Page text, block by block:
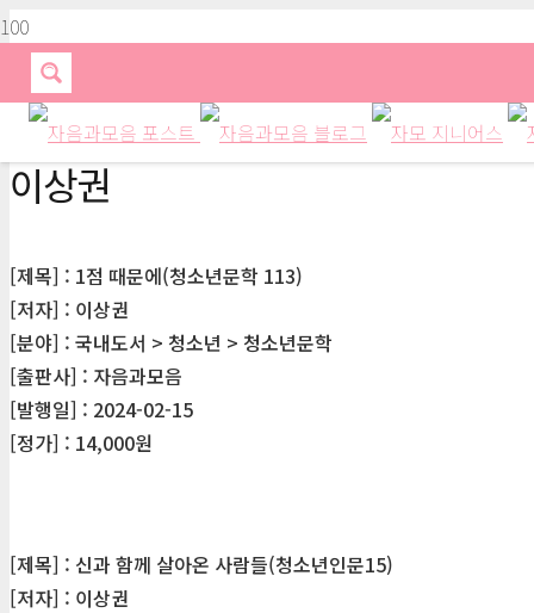
이상권
[제목] : 1점 때문에(청소년문학 113)
[저자] : 이상권
[분야] : 국내도서 > 청소년 > 청소년문학
[출판사] : 자음과모음
[발행일] : 2024-02-15
[정가] : 14,000원
[제목] : 신과 함께 살아온 사람들(청소년인문15)
[저자] : 이상권